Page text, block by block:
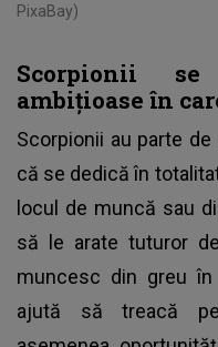
PixaBay)
Scorpionii se
ambițioase în
Scorpionii au parte
că se dedică în
locul de muncă sau
să le arate tuturor
muncesc din greu în
ajută să treacă